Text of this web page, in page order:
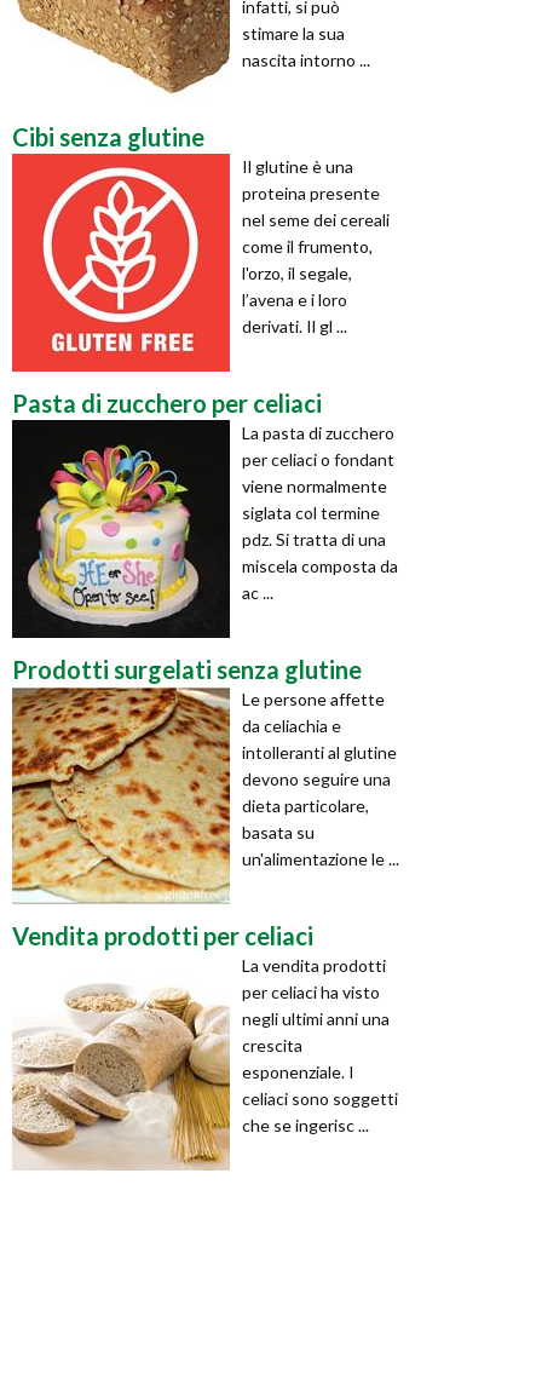
infatti, si può
stimare la sua
nascita intorno ...
Cibi senza glutine
Il glutine è una
proteina presente
nel seme dei cereali
come il frumento,
l'orzo, il segale,
l’avena e i loro
derivati. Il gl ...
Pasta di zucchero per celiaci
La pasta di zucchero
per celiaci o fondant
viene normalmente
siglata col termine
pdz. Si tratta di una
miscela composta da
ac ...
Prodotti surgelati senza glutine
Le persone affette
da celiachia e
intolleranti al glutine
devono seguire una
dieta particolare,
basata su
un'alimentazione le ...
Vendita prodotti per celiaci
La vendita prodotti
per celiaci ha visto
negli ultimi anni una
crescita
esponenziale. I
celiaci sono soggetti
che se ingerisc ...